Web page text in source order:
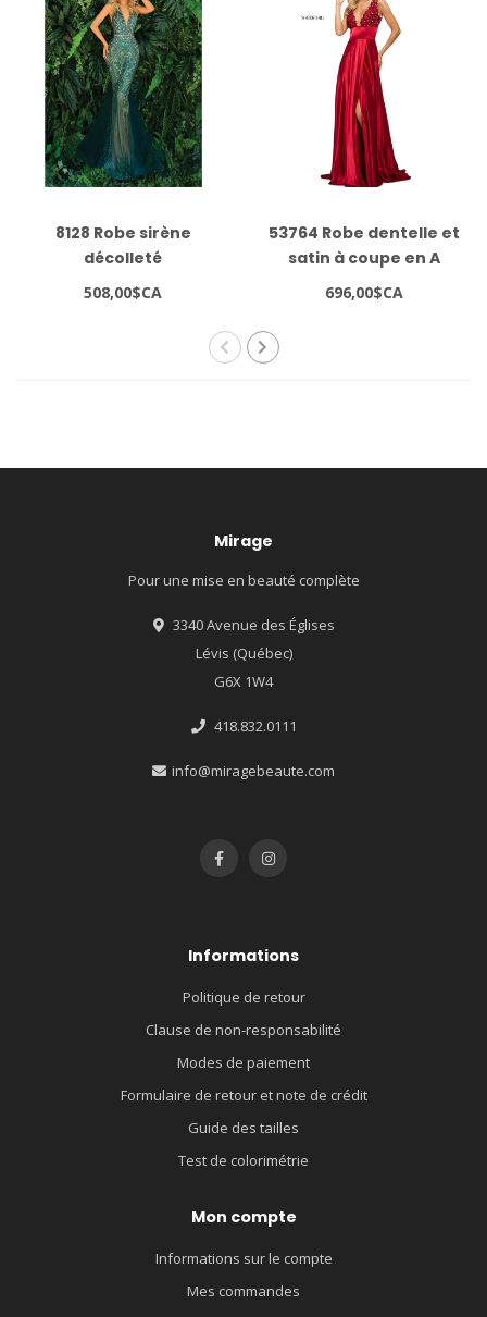
8128 Robe sirène
décolleté
508,00$CA
53764 Robe dentelle et
satin à coupe en A
696,00$CA
Mirage
Pour une mise en beauté complète
3340 Avenue des Églises
Lévis (Québec)
G6X 1W4
418.832.0111
info@miragebeaute.com
Informations
Politique de retour
Clause de non-responsabilité
Modes de paiement
Formulaire de retour et note de crédit
Guide des tailles
Test de colorimétrie
Mon compte
Informations sur le compte
Mes commandes